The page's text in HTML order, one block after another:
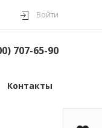
Войти
707-65-90
Контакты